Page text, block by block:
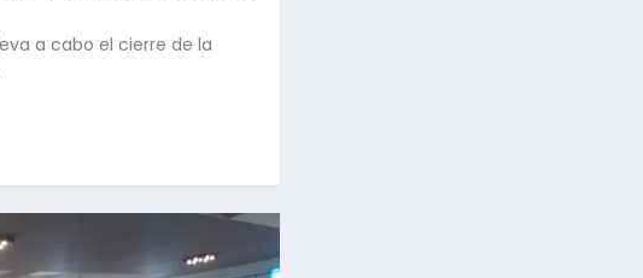
a cabo el cierre de la